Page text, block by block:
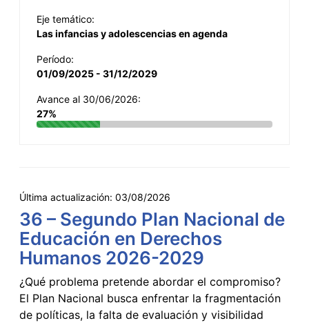
Eje temático:
Las infancias y adolescencias en agenda
Período:
01/09/2025 - 31/12/2029
Avance al 30/06/2026:
27%
Última actualización: 03/08/2026
36 – Segundo Plan Nacional de
Educación en Derechos
Humanos 2026-2029
¿Qué problema pretende abordar el compromiso?
El Plan Nacional busca enfrentar la fragmentación
de políticas, la falta de evaluación y visibilidad